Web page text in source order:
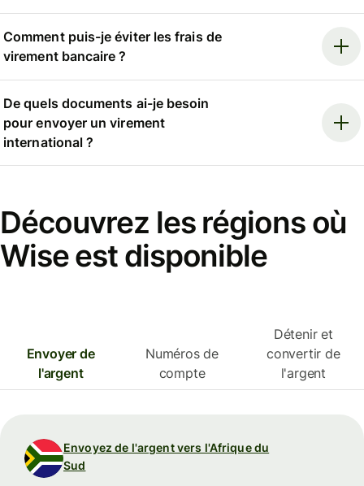
Comment puis-je éviter les frais de
virement bancaire ?
De quels documents ai-je besoin
pour envoyer un virement
international ?
Découvrez les régions où
Wise est disponible
Envoyer de
l'argent
Numéros de
compte
Détenir et
convertir de
l'argent
Envoyez de l'argent vers l'Afrique du
Sud